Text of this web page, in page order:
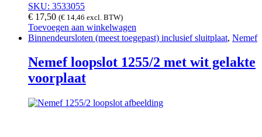
SKU: 3533055
€ 17,50 (€ 14,46 excl. BTW)
Toevoegen aan winkelwagen
Binnendeursloten (meest toegepast) inclusief sluitplaat, Nemef
Nemef loopslot 1255/2 met wit gelakte
voorplaat